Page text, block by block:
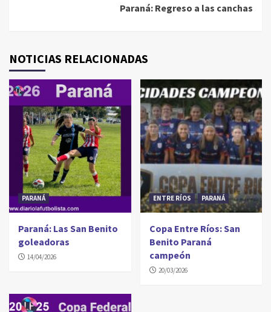
Paraná: Regreso a las canchas
NOTICIAS RELACIONADAS
PARANÁ
Paraná: Las San Benito
goleadoras
14/04/2026
ENTRE RÍOS PARANÁ
Copa Entre Ríos: San
Benito Paraná
campeón
20/03/2026